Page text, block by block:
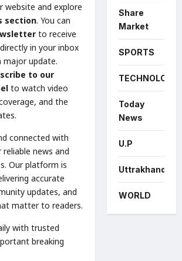
website and explore
section. You can
to receive
in your inbox
major update.
to our
to watch video
and the
connected with
news and
Our platform is
accurate
updates, and
matter to readers.
with trusted
breaking
Share
Market
SPORTS
TECHNOLOGY
Today
News
U.P
Uttrakhand
WORLD